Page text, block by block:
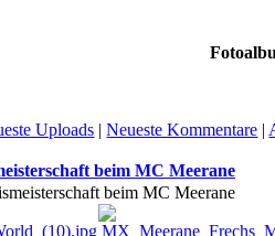
Uploads |Neueste Kommentare |
beim MC Meerane
beim MC Meerane